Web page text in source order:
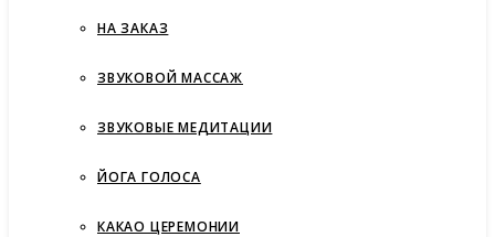
НА ЗАКАЗ
ЗВУКОВОЙ МАССАЖ
ЗВУКОВЫЕ МЕДИТАЦИИ
ЙОГА ГОЛОСА
КАКАО ЦЕРЕМОНИИ